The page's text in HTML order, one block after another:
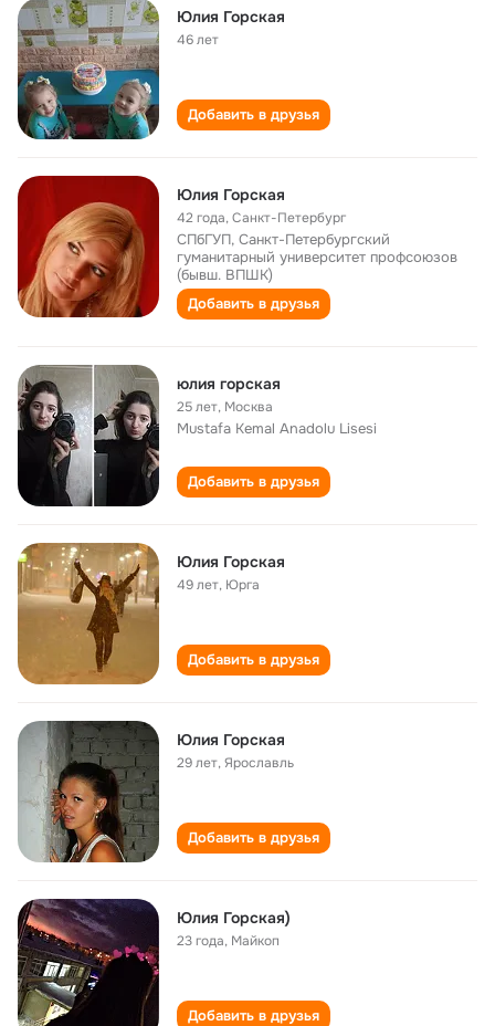
Юлия Горская
46 лет
Добавить в друзья
Юлия Горская
42 года,Санкт-Петербург
СПбГУП, Санкт-Петербургский
гуманитарный университет профсоюзов
(бывш. ВПШК)
Добавить в друзья
юлия горская
25 лет, Москва
Mustafa Kemal Anadolu Lisesi
Добавить в друзья
Юлия Горская
49 лет, Юрга
Добавить в друзья
Юлия Горская
29 лет,Ярославль
Добавить в друзья
Юлия Горская)
23 года, Майкоп
Добавить в друзья